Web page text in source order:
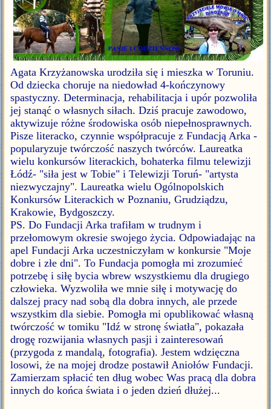
Agata Krzyżanowska urodziła się i mieszka w Toruniu.
Od dziecka choruje na niedowład 4-kończynowy
spastyczny. Determinacja, rehabilitacja i upór pozwoliła
jej stanąć o własnych siłach. Dziś pracuje zawodowo,
aktywizuje różne środowiska osób niepełnosprawnych.
Pisze literacko, czynnie współpracuje z Fundacją Arka -
popularyzuje twórczość naszych twórców. Laureatka
wielu konkursów literackich, bohaterka filmu telewizji
Łódź- "siła jest w Tobie" i Telewizji Toruń- "artysta
niezwyczajny". Laureatka wielu Ogólnopolskich
Konkursów Literackich w Poznaniu, Grudziądzu,
Krakowie, Bydgoszczy.
PS. Do Fundacji Arka trafiłam w trudnym i
przełomowym okresie swojego życia. Odpowiadając na
apel Fundacji Arka uczestniczyłam w konkursie "Moje
dobre i złe dni". To Fundacja pomogła mi zrozumieć
potrzebę i siłę bycia wbrew wszystkiemu dla drugiego
człowieka. Wyzwoliła we mnie siłę i motywację do
dalszej pracy nad sobą dla dobra innych, ale przede
wszystkim dla siebie. Pomogła mi opublikować własną
twórczość w tomiku "Idź w stronę światła", pokazała
drogę rozwijania własnych pasji i zainteresowań
(przygoda z mandalą, fotografia). Jestem wdzięczna
losowi, że na mojej drodze postawił Aniołów Fundacji.
Zamierzam spłacić ten dług wobec Was pracą dla dobra
innych do końca świata i o jeden dzień dłużej...